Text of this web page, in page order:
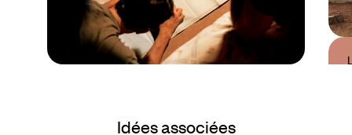
Quand partir en
Idées associées